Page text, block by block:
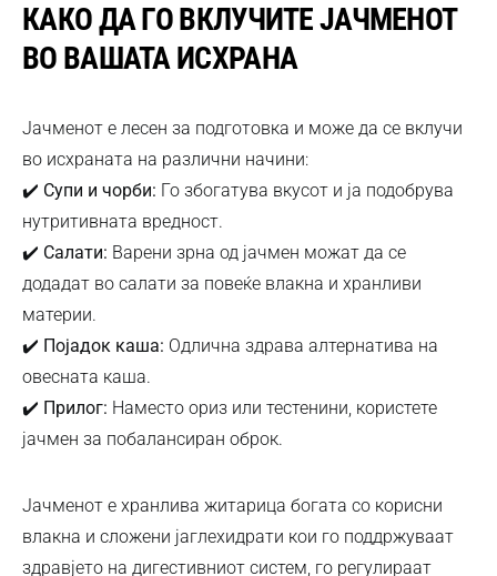
КАКО ДА ГО ВКЛУЧИТЕ ЈАЧМЕНОТ
ВО ВАШАТА ИСХРАНА
Јачменот е лесен за подготовка и може да се вклучи
во исхраната на различни начини:
✔️ Супи и чорби: Го збогатува вкусот и ја подобрува
нутритивната вредност.
✔️ Салати: Варени зрна од јачмен можат да се
додадат во салати за повеќе влакна и хранливи
материи.
✔️ Појадок каша: Одлична здрава алтернатива на
овесната каша.
✔️ Прилог: Наместо ориз или тестенини, користете
јачмен за побалансиран оброк.
Јачменот е хранлива житарица богата со корисни
влакна и сложени јаглехидрати кои го поддржуваат
здравјето на дигестивниот систем, го регулираат